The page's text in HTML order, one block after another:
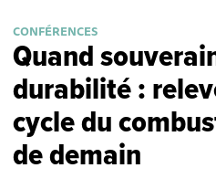
CONFÉRENCES
Quand
durabilité :
cycle du
de demain